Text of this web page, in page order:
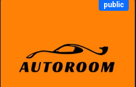
public